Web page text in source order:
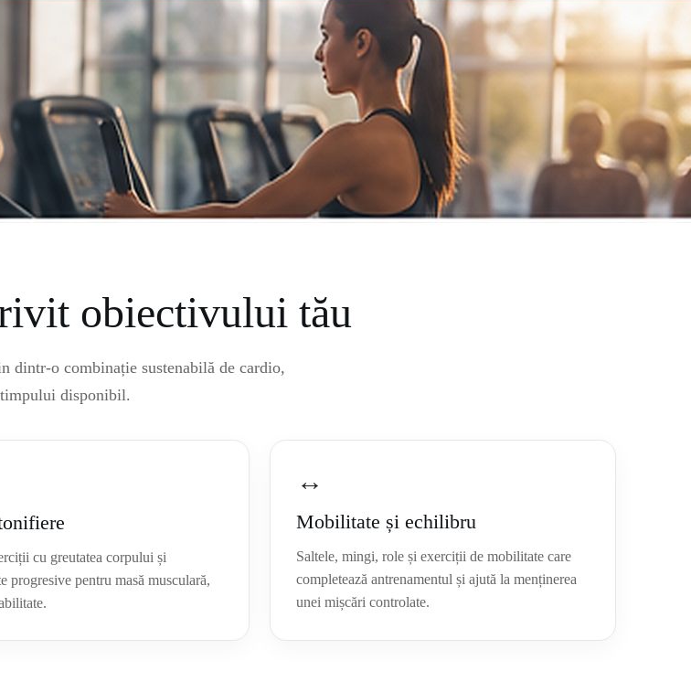
obiectivului tău
dintr-o combinație sustenabilă de cardio,
disponibil.
cu greutatea corpului și
progresive pentru masă musculară,
↔
Mobilitate și echilibru
Saltele, mingi, role și exerciții de mobilitate care
completează antrenamentul și ajută la menținerea
unei mișcări controlate.